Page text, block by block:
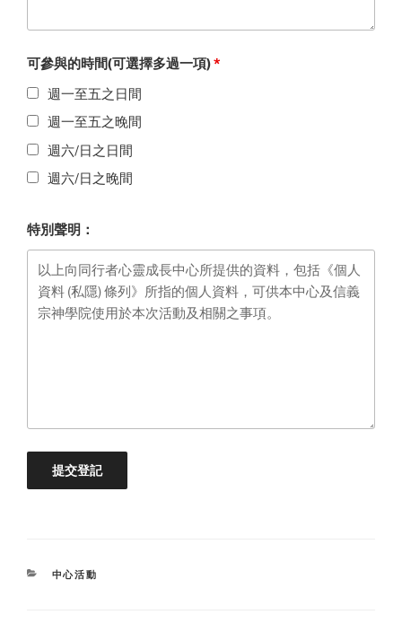
可參與的時間(可選擇多過一項)*
週一至五之日間
週一至五之晚間
週六/日之日間
週六/日之晚間
特別聲明：
CATEGORIES
中心活動